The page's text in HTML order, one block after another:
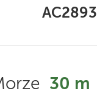
AC2893
30 m